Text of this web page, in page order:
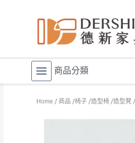
商品分類
Home 商品 椅子 造型椅 造型凳